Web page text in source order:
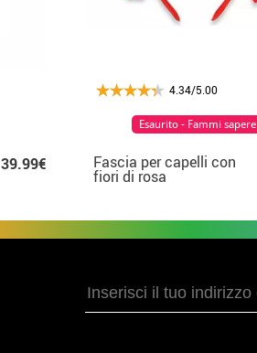
39.99€
4.34/5.00
Fascia per capelli con
fiori di rosa
Esaurito - Fammi sapere